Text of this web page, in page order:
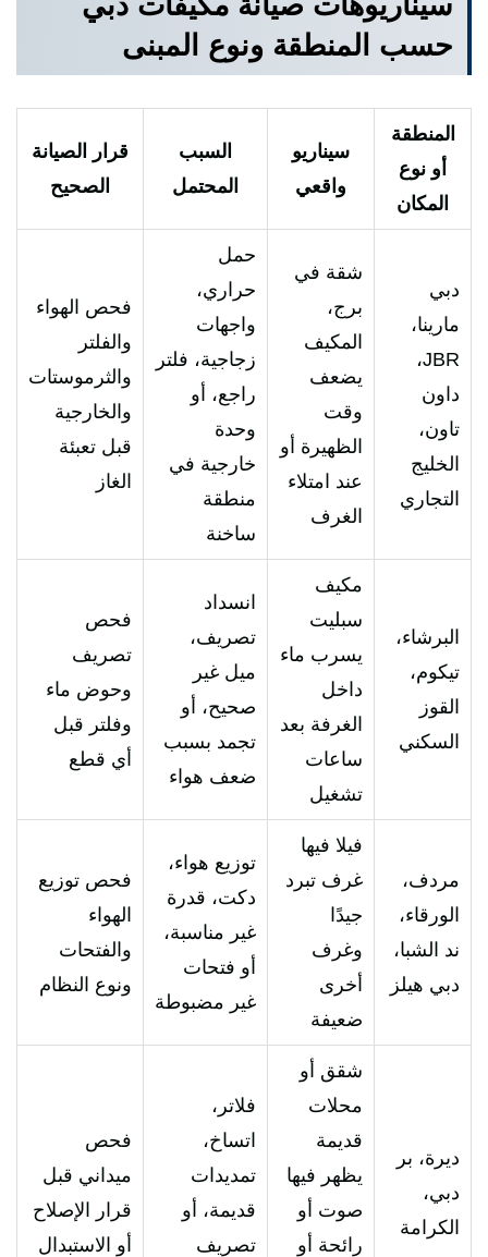
حسب المنطقة ونوع المبنى
المنطقة
أو نوع
المكان
سيناريو
واقعي
السبب
المحتمل
قرار الصيانة
الصحيح
دبي
مارينا،
JBR،
داون
تاون،
الخليج
التجاري
شقة في
برج،
المكيف
يضعف
وقت
الظهيرة أو
عند امتلاء
الغرف
حمل
حراري،
واجهات
زجاجية، فلتر
راجع، أو
وحدة
خارجية في
منطقة
ساخنة
فحص الهواء
والفلتر
والثرموستات
والخارجية
قبل تعبئة
الغاز
البرشاء،
تيكوم،
القوز
السكني
مكيف
سبليت
يسرب ماء
داخل
الغرفة بعد
ساعات
تشغيل
انسداد
تصريف،
ميل غير
صحيح، أو
تجمد بسبب
ضعف هواء
فحص
تصريف
وحوض ماء
وفلتر قبل
أي قطع
مردف،
الورقاء،
ند الشبا،
دبي هيلز
فيلا فيها
غرف تبرد
جيدًا
وغرف
أخرى
ضعيفة
توزيع هواء،
دكت، قدرة
غير مناسبة،
أو فتحات
غير مضبوطة
فحص توزيع
الهواء
والفتحات
ونوع النظام
ديرة، بر
دبي،
الكرامة
شقق أو
محلات
قديمة
يظهر فيها
صوت أو
رائحة أو
فلاتر،
اتساخ،
تمديدات
قديمة، أو
تصريف
فحص
ميداني قبل
قرار الإصلاح
أو الاستبدال